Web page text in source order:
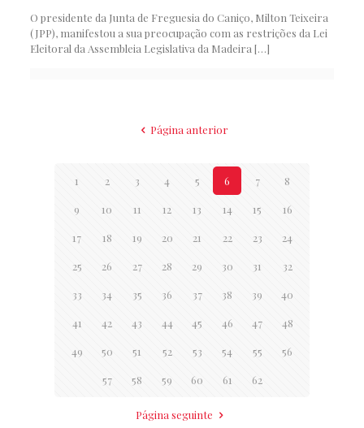
O presidente da Junta de Freguesia do Caniço, Milton Teixeira
(JPP), manifestou a sua preocupação com as restrições da Lei
Eleitoral da Assembleia Legislativa da Madeira […]
Página anterior
1 2 3 4 5 6 7 8
9 10 11 12 13 14 15 16
17 18 19 20 21 22 23 24
25 26 27 28 29 30 31 32
33 34 35 36 37 38 39 40
41 42 43 44 45 46 47 48
49 50 51 52 53 54 55 56
57 58 59 60 61 62
Página seguinte